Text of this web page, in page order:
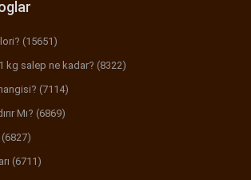
(15651)
kg salep ne kadar? (8322)
(7114)
Mı? (6869)
(6827)
(6711)